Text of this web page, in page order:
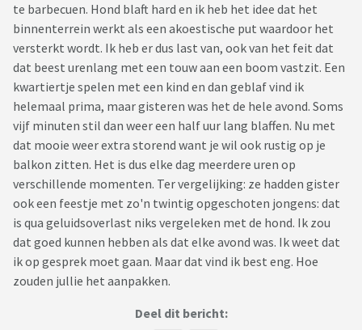
te barbecuen. Hond blaft hard en ik heb het idee dat het
binnenterrein werkt als een akoestische put waardoor het
versterkt wordt. Ik heb er dus last van, ook van het feit dat
dat beest urenlang met een touw aan een boom vastzit. Een
kwartiertje spelen met een kind en dan geblaf vind ik
helemaal prima, maar gisteren was het de hele avond. Soms
vijf minuten stil dan weer een half uur lang blaffen. Nu met
dat mooie weer extra storend want je wil ook rustig op je
balkon zitten. Het is dus elke dag meerdere uren op
verschillende momenten. Ter vergelijking: ze hadden gister
ook een feestje met zo'n twintig opgeschoten jongens: dat
is qua geluidsoverlast niks vergeleken met de hond. Ik zou
dat goed kunnen hebben als dat elke avond was. Ik weet dat
ik op gesprek moet gaan. Maar dat vind ik best eng. Hoe
zouden jullie het aanpakken.
Deel dit bericht: